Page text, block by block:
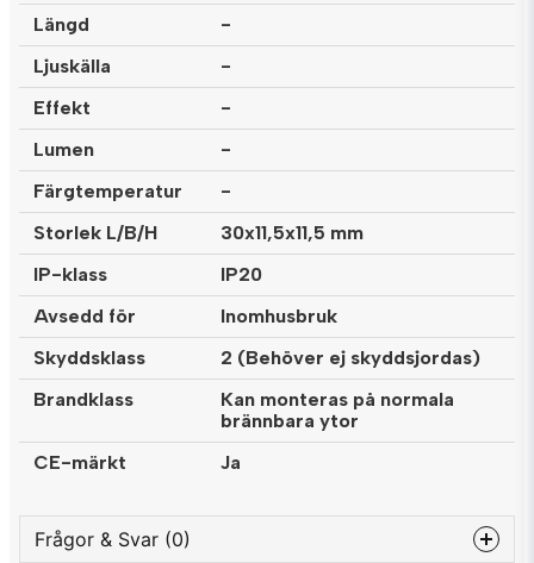
Längd
-
Ljuskälla
-
Effekt
-
Lumen
-
Färgtemperatur
-
Storlek L/B/H
30x11,5x11,5 mm
IP-klass
IP20
Avsedd för
Inomhusbruk
Skyddsklass
2 (Behöver ej skyddsjordas)
Brandklass
Kan monteras på normala
brännbara ytor
CE-märkt
Ja
Frågor & Svar (0)